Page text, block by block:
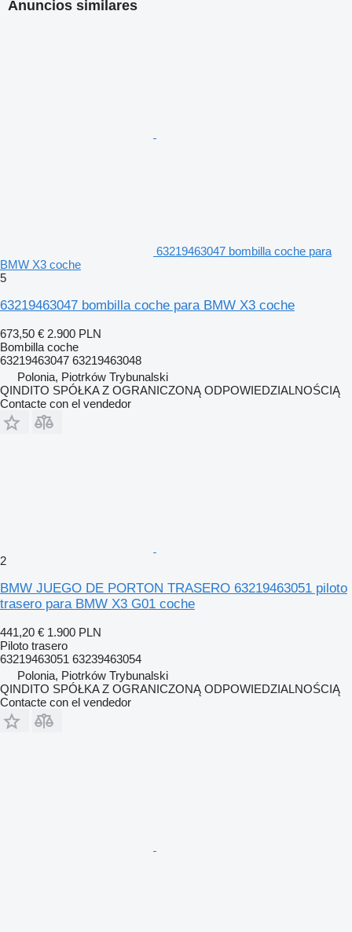
Anuncios similares
63219463047 bombilla coche para
BMW X3 coche
5
63219463047 bombilla coche para BMW X3 coche
673,50 € 2.900 PLN
Bombilla coche
63219463047 63219463048
Polonia, Piotrków Trybunalski
QINDITO SPÓŁKA Z OGRANICZONĄ ODPOWIEDZIALNOŚCIĄ
Contacte con el vendedor
2
BMW JUEGO DE PORTON TRASERO 63219463051 piloto
trasero para BMW X3 G01 coche
441,20 € 1.900 PLN
Piloto trasero
63219463051 63239463054
Polonia, Piotrków Trybunalski
QINDITO SPÓŁKA Z OGRANICZONĄ ODPOWIEDZIALNOŚCIĄ
Contacte con el vendedor